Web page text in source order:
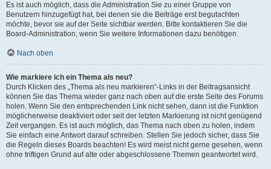
Es ist auch möglich, dass die Administration Sie zu einer Gruppe von
Benutzern hinzugefügt hat, bei denen sie die Beiträge erst begutachten
möchte, bevor sie auf der Seite sichtbar werden. Bitte kontaktieren Sie die
Board-Administration, wenn Sie weitere Informationen dazu benötigen.
Nach oben
Wie markiere ich ein Thema als neu?
Durch Klicken des „Thema als neu markieren“-Links in der Beitragsansicht
können Sie das Thema wieder ganz nach oben auf die erste Seite des Forums
holen. Wenn Sie den entsprechenden Link nicht sehen, dann ist die Funktion
möglicherweise deaktiviert oder seit der letzten Markierung ist nicht genügend
Zeit vergangen. Es ist auch möglich, das Thema nach oben zu holen, indem
Sie einfach eine Antwort darauf schreiben. Stellen Sie jedoch sicher, dass Sie
die Regeln dieses Boards beachten! Es wird meist nicht gerne gesehen, wenn
ohne triftigen Grund auf alte oder abgeschlossene Themen geantwortet wird.